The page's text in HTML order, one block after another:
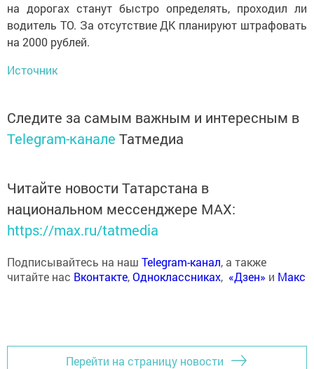
на дорогах станут быстро определять, проходил ли
водитель ТО. За отсутствие ДК планируют штрафовать
на 2000 рублей.
Источник
Следите за самым важным и интересным в
Telegram-канале Татмедиа
Читайте новости Татарстана в
национальном мессенджере MАХ:
https://max.ru/tatmedia
Подписывайтесь на наш Telegram-канал, а также
читайте нас Вконтакте,Одноклассниках, «Дзен» и Макс
Перейти на страницу новости